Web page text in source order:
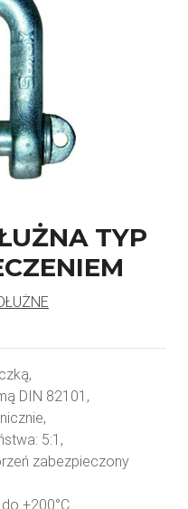
TYP
DIN 82101,
5:1,
zabezpieczony
+200°C.